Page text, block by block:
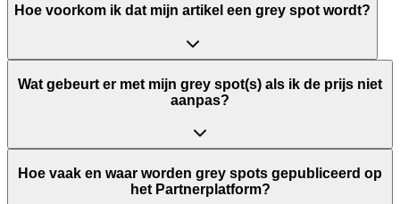
Hoe voorkom ik dat mijn artikel een grey spot wordt?
Wat gebeurt er met mijn grey spot(s) als ik de prijs niet
aanpas?
Hoe vaak en waar worden grey spots gepubliceerd op
het Partnerplatform?